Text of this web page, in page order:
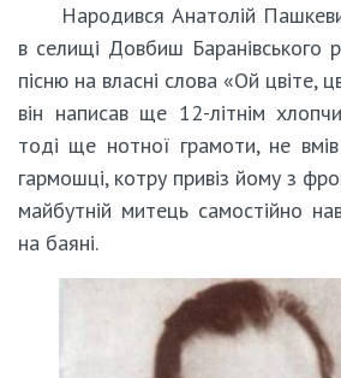
Народився Анатолій
в селищі Довбиш Баранівського
пісню на власні слова «Ой цвіте,
він написав ще 12-літнім
тоді ще нотної грамоти, не
гармошці, котру привіз йому з
майбутній митець самостійно
на баяні.